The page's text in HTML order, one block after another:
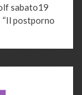
sabato19
“Il postporno